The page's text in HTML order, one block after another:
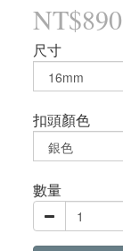
NT$890
尺寸
扣頭顏色
數量